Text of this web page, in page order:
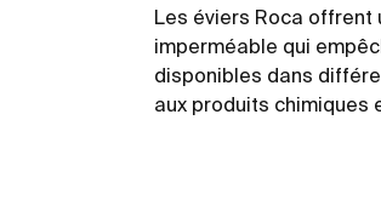
Les éviers Roca
imperméable qui
disponibles dans
aux produits chimiques